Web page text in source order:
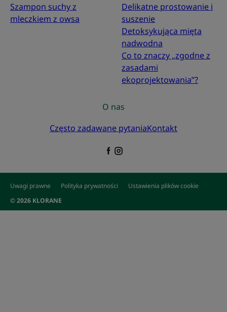
Szampon suchy z
mleczkiem z owsa
Delikatne prostowanie i
suszenie
Detoksykująca mięta
nadwodna
Co to znaczy „zgodne z
zasadami
ekoprojektowania”?
O nas
Często zadawane pytaniaKontakt
Uwagi prawne Polityka prywatności
Ustawienia plików cookie
© 2026 KLORANE